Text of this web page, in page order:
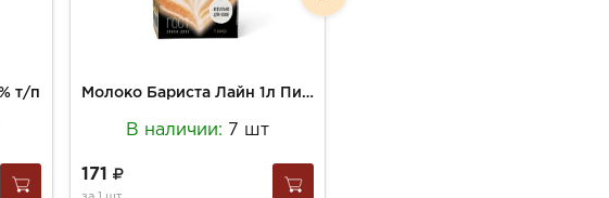
т/п Молоко Бариста Лайн 1л Питьевое 3,2% ГОСТ ТП
В наличии: 7 шт
171